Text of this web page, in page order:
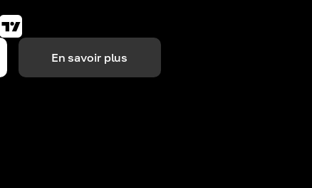
En savoir plus